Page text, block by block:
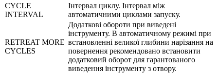
CYCLE
INTERVAL
Інтервал циклу. Інтервал між
автоматичними циклами запуску.
RETREAT MORE
CYCLES
Додаткові обороти при виведені
інструменту. В автоматичному режимі при
встановленні великої глибини нарізання на
повернення рекомендовано встановити
додатковий оборот для гарантованого
виведення інструменту з отвору.